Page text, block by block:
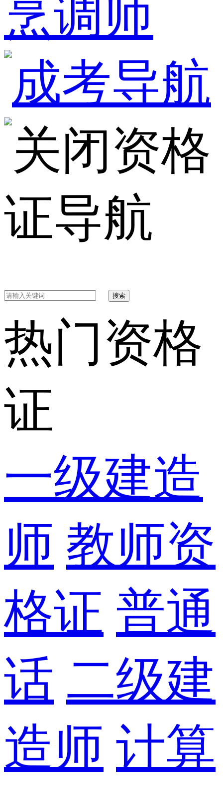
烹调师
资格
证导航
搜索
热门资格
证
一级建造
师 教师资
格证 普通
话 二级建
造师 计算